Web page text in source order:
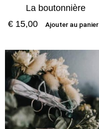
La boutonnière
€ 15,00 Ajouter au panier